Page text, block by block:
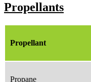
Propellants
Propellant
Propane